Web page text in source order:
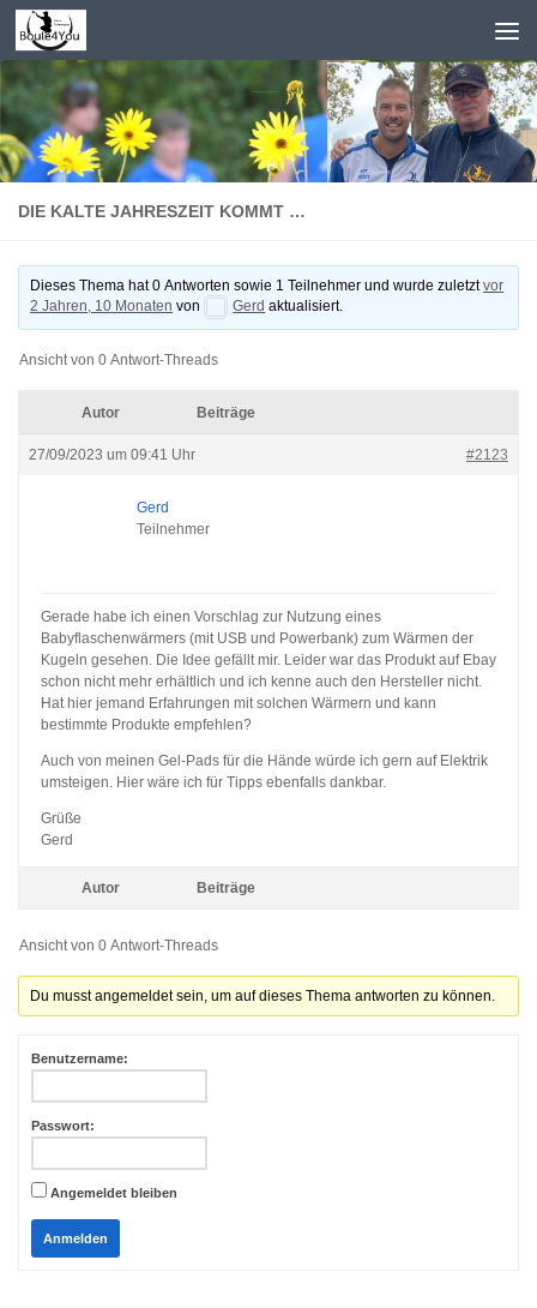
Zum Inhalt springen
DIE KALTE JAHRESZEIT KOMMT …
Dieses Thema hat 0 Antworten sowie 1 Teilnehmer und wurde zuletztvor
2 Jahren, 10 Monaten von Gerd aktualisiert.
Ansicht von 0 Antwort-Threads
Autor Beiträge
27/09/2023 um 09:41 Uhr #2123
Gerd
Teilnehmer
Gerade habe ich einen Vorschlag zur Nutzung eines
Babyflaschenwärmers (mit USB und Powerbank) zum Wärmen der
Kugeln gesehen. Die Idee gefällt mir. Leider war das Produkt auf Ebay
schon nicht mehr erhältlich und ich kenne auch den Hersteller nicht.
Hat hier jemand Erfahrungen mit solchen Wärmern und kann
bestimmte Produkte empfehlen?
Auch von meinen Gel-Pads für die Hände würde ich gern auf Elektrik
umsteigen. Hier wäre ich für Tipps ebenfalls dankbar.
Grüße
Gerd
Autor Beiträge
Ansicht von 0 Antwort-Threads
Du musst angemeldet sein, um auf dieses Thema antworten zu können.
Benutzername:
Passwort:
Angemeldet bleiben
Anmelden